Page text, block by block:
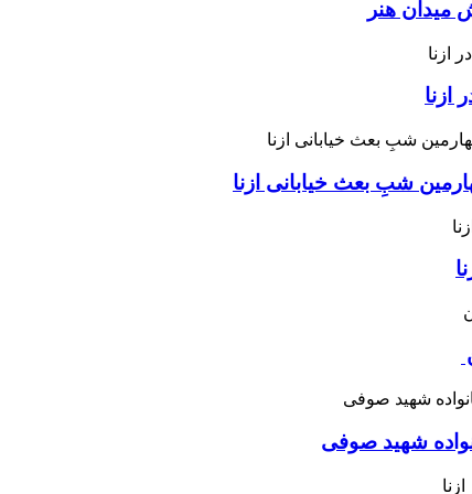
میدان هنر
ازنا
شبِ بعث خیابانی ازنا
شهید صوفی